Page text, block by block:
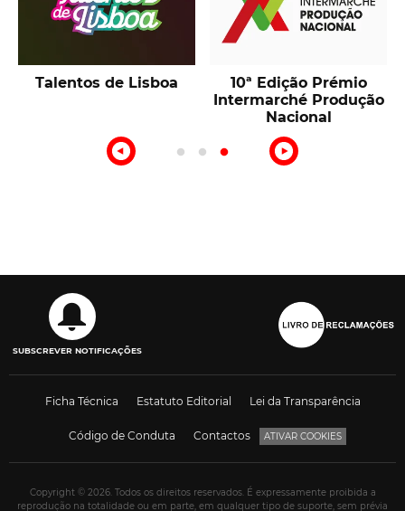
Talentos de Lisboa
10ª Edição Prémio
Intermarché Produção
Nacional
SUBSCREVER NOTIFICAÇÕES
Ficha Técnica Estatuto Editorial Lei da Transparência
Código de Conduta Contactos ATIVAR COOKIES
Copyright © 2026. Todos os direitos reservados. É expressamente proibida a
reprodução na totalidade ou em parte, em qualquer tipo de suporte, sem prévia